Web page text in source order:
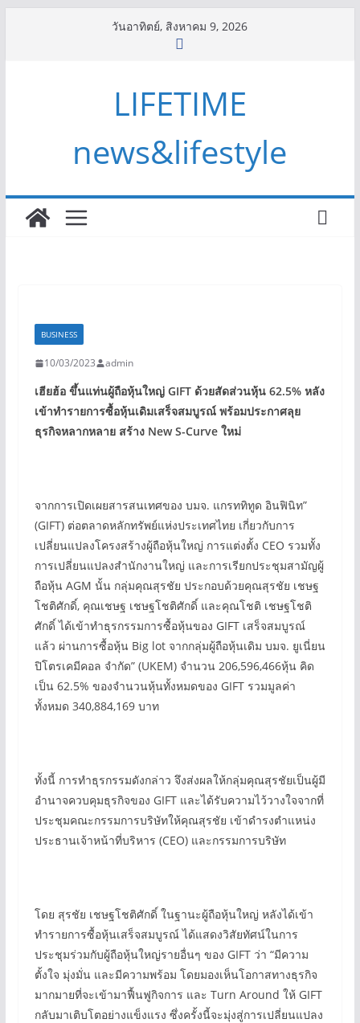
วันอาทิตย์, สิงหาคม 9, 2026
LIFETIME
news&lifestyle
BUSINESS
10/03/2023 admin
เฮียฮ้อ ขึ้นแท่นผู้ถือหุ้นใหญ่ GIFT ด้วยสัดส่วนหุ้น 62.5% หลัง
เข้าทำรายการซื้อหุ้นเดิมเสร็จสมบูรณ์ พร้อมประกาศลุย
ธุรกิจหลากหลาย สร้าง New S-Curve ใหม่
จากการเปิดเผยสารสนเทศของ บมจ. แกรททิทูด อินฟินิท”
(GIFT) ต่อตลาดหลักทรัพย์แห่งประเทศไทย เกี่ยวกับการ
เปลี่ยนแปลงโครงสร้างผู้ถือหุ้นใหญ่ การแต่งตั้ง CEO รวมทั้ง
การเปลี่ยนแปลงสำนักงานใหญ่ และการเรียกประชุมสามัญผู้
ถือหุ้น AGM นั้น กลุ่มคุณสุรชัย ประกอบด้วยคุณสุรชัย เชษฐ
โชติศักดิ์, คุณเชษฐ เชษฐโชติศักดิ์ และคุณโชติ เชษฐโชติ
ศักดิ์ ได้เข้าทำธุรกรรมการซื้อหุ้นของ GIFT เสร็จสมบูรณ์
แล้ว ผ่านการซื้อหุ้น Big lot จากกลุ่มผู้ถือหุ้นเดิม บมจ. ยูเนี่ยน
ปิโตรเคมีคอล จำกัด” (UKEM) จำนวน 206,596,466หุ้น คิด
เป็น 62.5% ของจำนวนหุ้นทั้งหมดของ GIFT รวมมูลค่า
ทั้งหมด 340,884,169 บาท
ทั้งนี้ การทำธุรกรรมดังกล่าว จึงส่งผลให้กลุ่มคุณสุรชัยเป็นผู้มี
อำนาจควบคุมธุรกิจของ GIFT และได้รับความไว้วางใจจากที่
ประชุมคณะกรรมการบริษัทให้คุณสุรชัย เข้าดำรงตำแหน่ง
ประธานเจ้าหน้าที่บริหาร (CEO) และกรรมการบริษัท
โดย สุรชัย เชษฐโชติศักดิ์ ในฐานะผู้ถือหุ้นใหญ่ หลังได้เข้า
ทำรายการซื้อหุ้นเสร็จสมบูรณ์ ได้แสดงวิสัยทัศน์ในการ
ประชุมร่วมกับผู้ถือหุ้นใหญ่รายอื่นๆ ของ GIFT ว่า “มีความ
ตั้งใจ มุ่งมั่น และมีความพร้อม โดยมองเห็นโอกาสทางธุรกิจ
มากมายที่จะเข้ามาฟื้นฟูกิจการ และ Turn Around ให้ GIFT
กลับมาเติบโตอย่างแข็งแรง ซึ่งครั้งนี้จะมุ่งสู่การเปลี่ยนแปลง